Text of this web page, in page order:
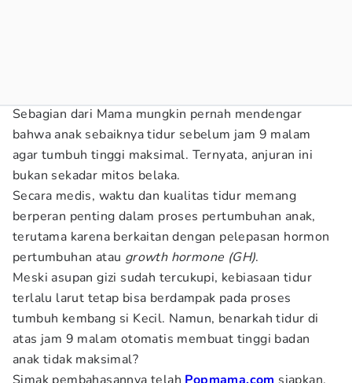
Sebagian dari Mama mungkin pernah mendengar
bahwa anak sebaiknya tidur sebelum jam 9 malam
agar tumbuh tinggi maksimal. Ternyata, anjuran ini
bukan sekadar mitos belaka.
Secara medis, waktu dan kualitas tidur memang
berperan penting dalam proses pertumbuhan anak,
terutama karena berkaitan dengan pelepasan hormon
pertumbuhan atau growth hormone (GH).
Meski asupan gizi sudah tercukupi, kebiasaan tidur
terlalu larut tetap bisa berdampak pada proses
tumbuh kembang si Kecil. Namun, benarkah tidur di
atas jam 9 malam otomatis membuat tinggi badan
anak tidak maksimal?